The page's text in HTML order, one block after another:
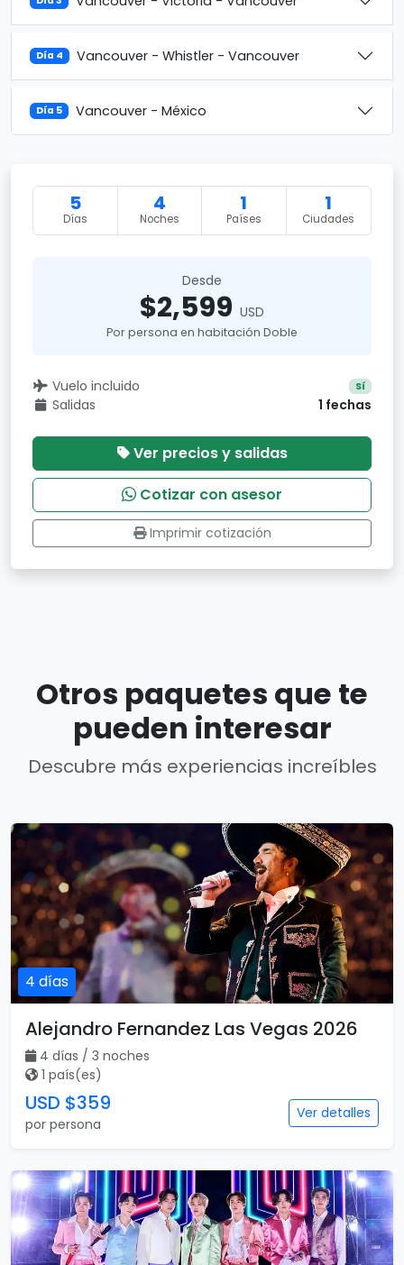
Día 4 Vancouver - Whistler - Vancouver
Día 5 Vancouver - México
5
Días
4
Noches
1
Países
1
Ciudades
Desde
$2,599 USD
Por persona en habitación Doble
Vuelo incluido Sí
Salidas 1 fechas
Ver precios y salidas
Cotizar con asesor
Imprimir cotización
Otros paquetes que te
pueden interesar
Descubre más experiencias increíbles
4 días
Alejandro Fernandez Las Vegas 2026
4 días / 3 noches
1 país(es)
USD $359
por persona
Ver detalles